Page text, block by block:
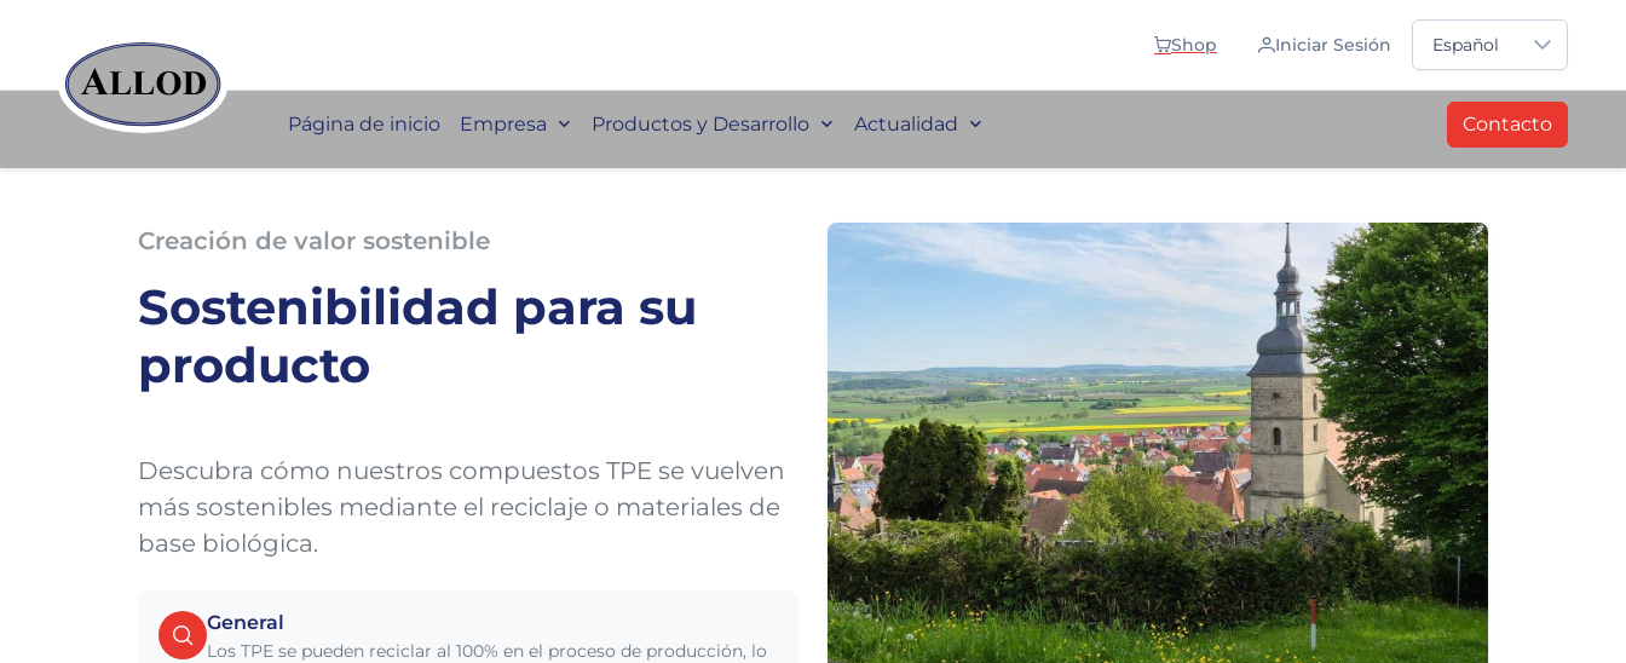
Shop Iniciar Sesión
Sprache auswählen
Español
Página de inicio Empresa Productos y Desarrollo Actualidad Contacto
Creación de valor sostenible
Sostenibilidad para su
producto
Descubra cómo nuestros compuestos TPE se vuelven
más sostenibles mediante el reciclaje o materiales de
base biológica.
General
Los TPE se pueden reciclar al 100% en el proceso de producción, lo